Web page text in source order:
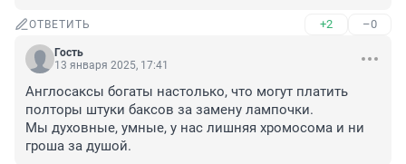
ОТВЕТИТЬ +2 –0
Гость
13 января 2025, 17:41
Англосаксы богаты настолько, что могут платить
полторы штуки баксов за замену лампочки.
Мы духовные, умные, у нас лишняя хромосома и ни
гроша за душой.